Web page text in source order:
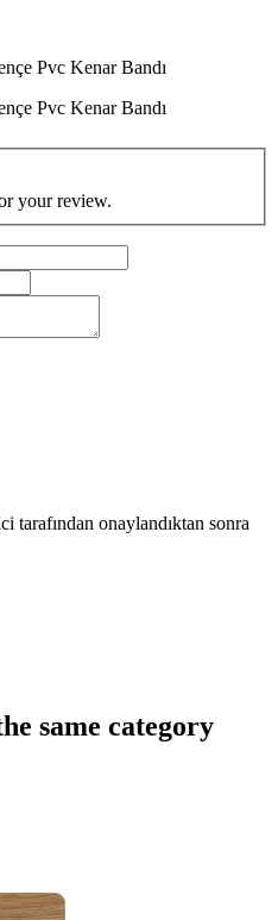
Pvc Kenar Bandı
Pvc Kenar Bandı
your review.
tarafından onaylandıktan sonra
same category